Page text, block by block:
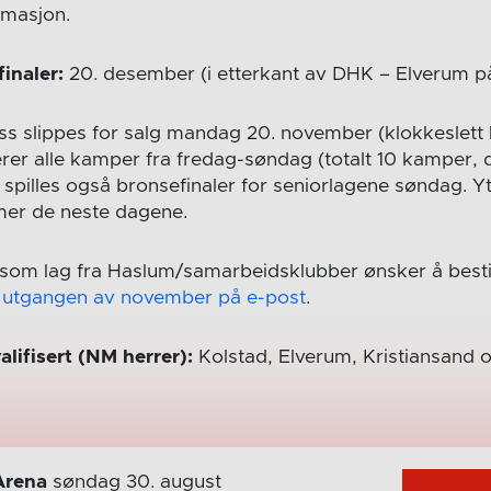
20. desember (i etterkant av DHK – Elverum
slippes for salg mandag 20. november (klokkeslett
alle kamper fra fredag-søndag (totalt 10 kamper,
også bronsefinaler for seniorlagene søndag.
de neste dagene.
lag fra Haslum/samarbeidsklubber ønsker å
utgangen av november på e-post.
(NM herrer): Kolstad, Elverum, Kristiansand
søndag 30. august